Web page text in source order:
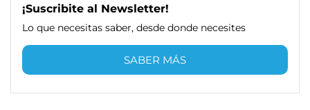
¡Suscribite al Newsletter!
Lo que necesitas saber, desde donde necesites
SABER MÁS